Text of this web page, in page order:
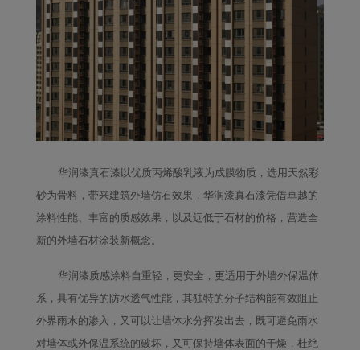
华润漆真石漆以优质丙烯酸乳液为成膜物质，选用天然彩
砂为骨料，带来建筑外墙仿石效果，华润漆真石漆凭借卓越的
涂料性能、丰富的质感效果，以及远低于石材的价格，营造全
新的外墙石材涂装新概念。
华润漆质感涂料自重轻，更安全，更适用于外墙外保温体
系，具有优异的防水透气性能，其独特的分子结构能有效阻止
外界雨水的渗入，又可以让墙体水分挥发出去，既可避免雨水
对墙体或外保温系统的破坏，又可保持墙体表面的干燥，杜绝